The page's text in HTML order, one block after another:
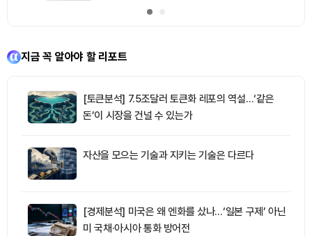
지금 꼭 알아야 할 리포트
[토큰분석] 7.5조달러 토큰화 레포의 역설…‘같은
돈’이 시장을 건널 수 있는가
자산을 모으는 기술과 지키는 기술은 다르다
[경제분석] 미국은 왜 엔화를 샀나…‘일본 구제’ 아닌
미 국채·아시아 통화 방어전